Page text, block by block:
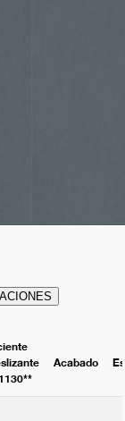
Acabado